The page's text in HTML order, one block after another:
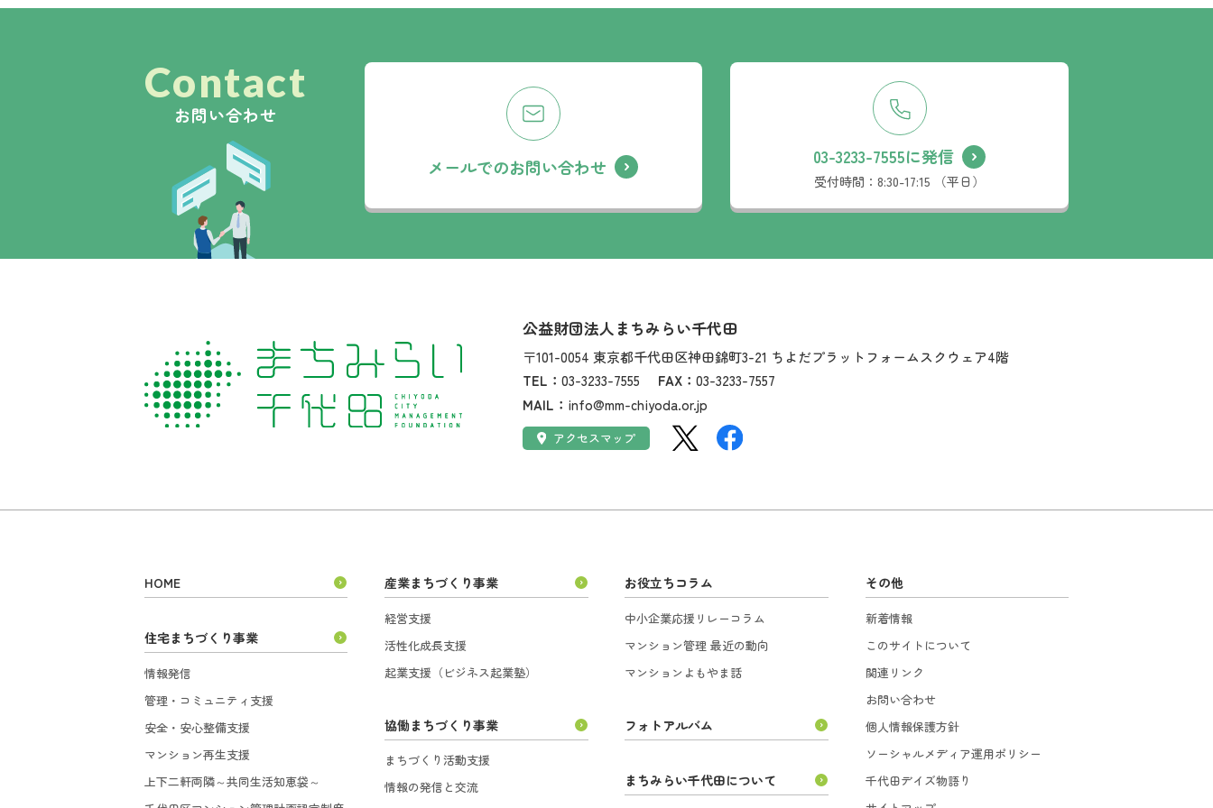
Contact
お問い合わせ
メールでのお問い合わせ 03-3233-7555に発信
受付時間：8:30-17:15 （平日）
社名：
公益財団法人まちみらい千代田
住所：
〒101-0054 東京都千代田区神田錦町3-21 ちよだプラットフォームスクウェア4階
TEL：03-3233-7555 FAX：03-3233-7557
MAIL： info@mm-chiyoda.or.jp
アクセス：アクセスマップ SNS：
HOME
住宅まちづくり事業
情報発信
管理・コミュニティ支援
安全・安心整備支援
マンション再生支援
上下二軒両隣～共同生活知恵袋～
産業まちづくり事業
経営支援
活性化成長支援
起業支援（ビジネス起業塾）
協働まちづくり事業
まちづくり活動支援
情報の発信と交流
お役立ちコラム
中小企業応援リレーコラム
マンション管理 最近の動向
マンションよもやま話
フォトアルバム
まちみらい千代田について
その他
新着情報
このサイトについて
関連リンク
お問い合わせ
個人情報保護方針
ソーシャルメディア運用ポリシー
千代田デイズ物語り